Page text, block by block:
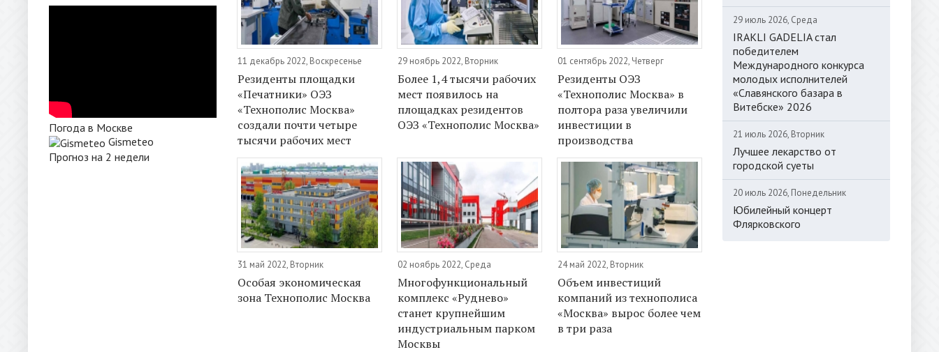
Погода в Москве
Gismeteo
Прогноз на 2 недели
11 декабрь 2022, Воскресенье
Резиденты площадки
«Печатники» ОЭЗ
«Технополис Москва»
создали почти четыре
тысячи рабочих мест
29 ноябрь 2022, Вторник
Более 1,4 тысячи рабочих
мест появилось на
площадках резидентов
ОЭЗ «Технополис Москва»
01 сентябрь 2022, Четверг
Резиденты ОЭЗ
«Технополис Москва» в
полтора раза увеличили
инвестиции в
производства
31 май 2022, Вторник
Особая экономическая
зона Технополис Москва
02 ноябрь 2022, Среда
Многофункциональный
комплекс «Руднево»
станет крупнейшим
индустриальным парком
Москвы
24 май 2022, Вторник
Объем инвестиций
компаний из технополиса
«Москва» вырос более чем
в три раза
29 июль 2026, Среда
IRAKLI GADELIA стал
победителем
Международного конкурса
молодых исполнителей
«Славянского базара в
Витебске» 2026
21 июль 2026, Вторник
Лучшее лекарство от
городской суеты
20 июль 2026, Понедельник
Юбилейный концерт
Флярковского